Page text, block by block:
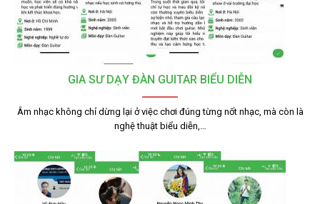
GIA SƯ DẠY ĐÀN GUITAR BIỂU DIỄN
Âm nhạc không chỉ dừng lại ở việc chơi đúng từng nốt nhạc, mà còn là
nghệ thuật biểu diễn,…